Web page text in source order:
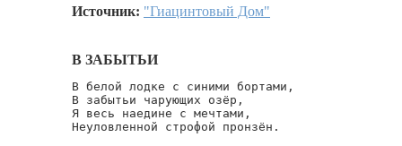
Источник: "Гиацинтовый Дом"
В ЗАБЫТЬИ
В белой лодке с синими бортами,
В забытьи чарующих озёр,
Я весь наедине с мечтами,
Неуловленной строфой пронзён.